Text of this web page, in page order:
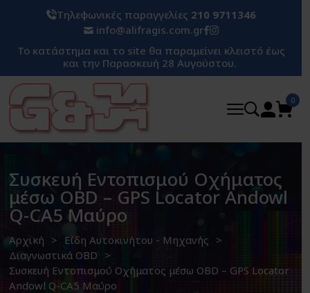
Το κατάστημα και το site θα παραμείνει κλειστό έως
και την Παρασκευή 28 Αυγούστου.
Τηλεφωνικές παραγγελίες 210 9711346
info@alifragis.com.gr
0
Συσκευή Εντοπισμού Οχήματος
μέσω OBD – GPS Locator Andowl
Q-CA5 Μαύρο
Αρχική
Είδη Αυτοκινήτου - Μηχανής
Διαγνωστικά OBD
Συσκευή Εντοπισμού Οχήματος μέσω OBD – GPS Locator
Andowl Q-CA5 Μαύρο